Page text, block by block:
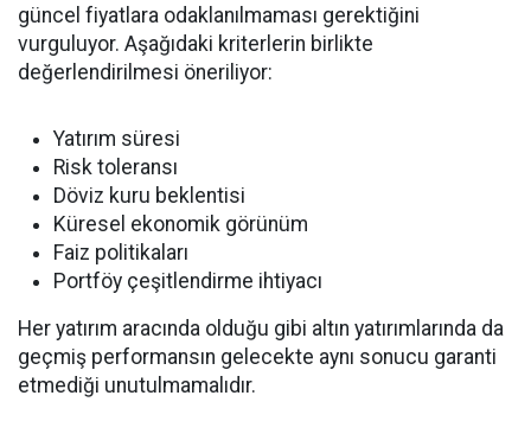
güncel fiyatlara odaklanılmaması gerektiğini
vurguluyor. Aşağıdaki kriterlerin birlikte
değerlendirilmesi öneriliyor:
Yatırım süresi
Risk toleransı
Döviz kuru beklentisi
Küresel ekonomik görünüm
Faiz politikaları
Portföy çeşitlendirme ihtiyacı
Her yatırım aracında olduğu gibi altın yatırımlarında da
geçmiş performansın gelecekte aynı sonucu garanti
etmediği unutulmamalıdır.